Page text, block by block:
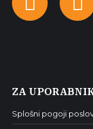
ZA
Splošni pogoji